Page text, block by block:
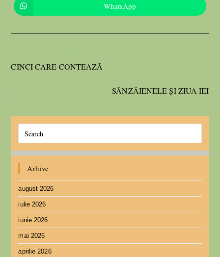
WhatsApp
CINCI CARE CONTEAZĂ
SÂNZÂIENELE ȘI ZIUA IEI
Arhive
august 2026
iulie 2026
iunie 2026
mai 2026
aprilie 2026